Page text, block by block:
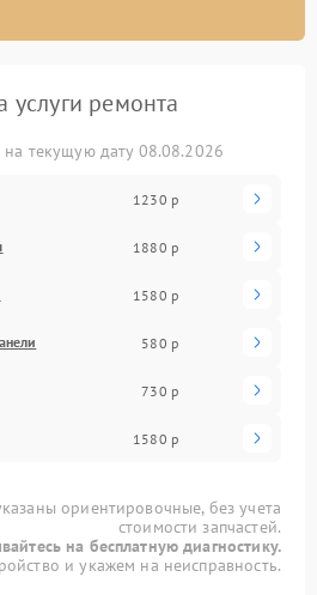
услуги ремонта
текущую дату 08.08.2026
1230 р
1880 р
1580 р
580 р
730 р
1580 р
ориентировочные, без учета
стоимости запчастей.
на бесплатную диагностику.
и укажем на неисправность.